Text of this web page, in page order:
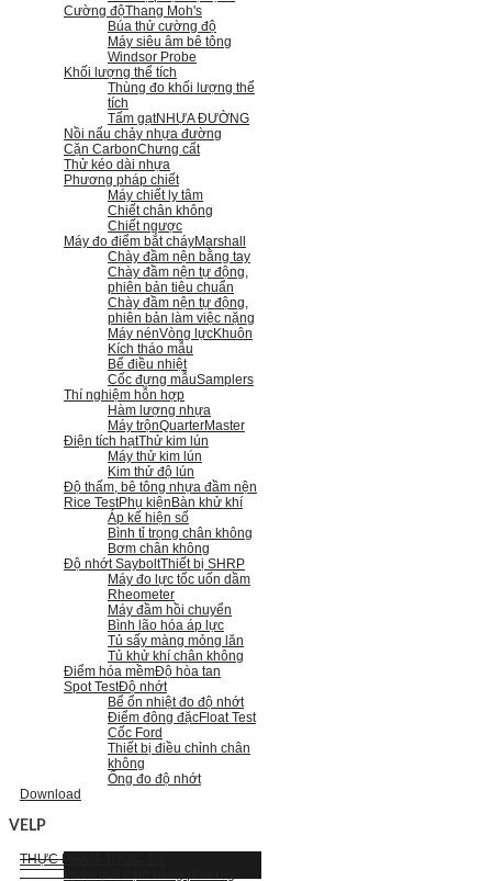
Cường độThang Moh's
Búa thử cường độ
Máy siêu âm bê tông
Windsor Probe
Khối lượng thể tích
Thùng đo khối lượng thể
tích
Tấm gạtNHỰA ĐƯỜNG
Nồi nấu chảy nhựa đường
Cặn CarbonChưng cất
Thử kéo dài nhựa
Phương pháp chiết
Máy chiết ly tâm
Chiết chân không
Chiết ngược
Máy đo điểm bắt cháyMarshall
Chày đầm nện bằng tay
Chày đầm nện tự động,
phiên bản tiêu chuẩn
Chày đầm nện tự động,
phiên bản làm việc nặng
Máy nénVòng lựcKhuôn
Kích tháo mẫu
Bể điều nhiệt
Cốc đựng mẫuSamplers
Thí nghiệm hỗn hợp
Hàm lượng nhựa
Máy trộnQuarterMaster
Điện tích hạtThử kim lún
Máy thử kim lún
Kim thử độ lún
Độ thấm, bê tông nhựa đầm nện
Rice TestPhụ kiện Bàn khử khí
Áp kế hiện số
Bình tỉ trọng chân không
Bơm chân không
Độ nhớt SayboltThiết bị SHRP
Máy đo lực tốc uốn dầm
Rheometer
Máy đầm hồi chuyển
Bình lão hóa áp lực
Tủ sấy màng mỏng lăn
Tủ khử khí chân không
Điểm hóa mềmĐộ hòa tan
Spot TestĐộ nhớt
Bể ổn nhiệt đo độ nhớt
Điểm đông đặcFloat Test
Cốc Ford
Thiết bị điều chỉnh chân
không
Ống đo độ nhớt
Download
VELP
THỰC PHẨM-THỨC ĂN